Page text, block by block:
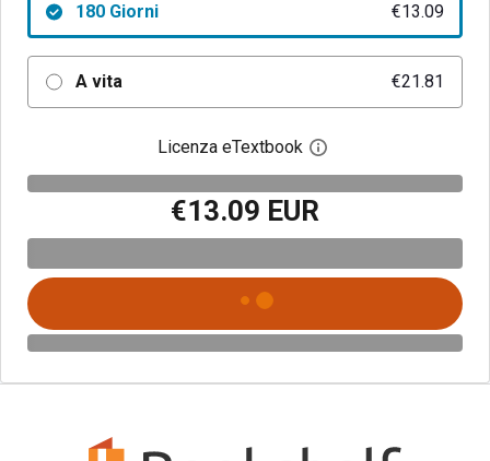
180 Giorni €13.09
A vita €21.81
Licenza eTextbook Apri la finestra di
€13.09 EUR